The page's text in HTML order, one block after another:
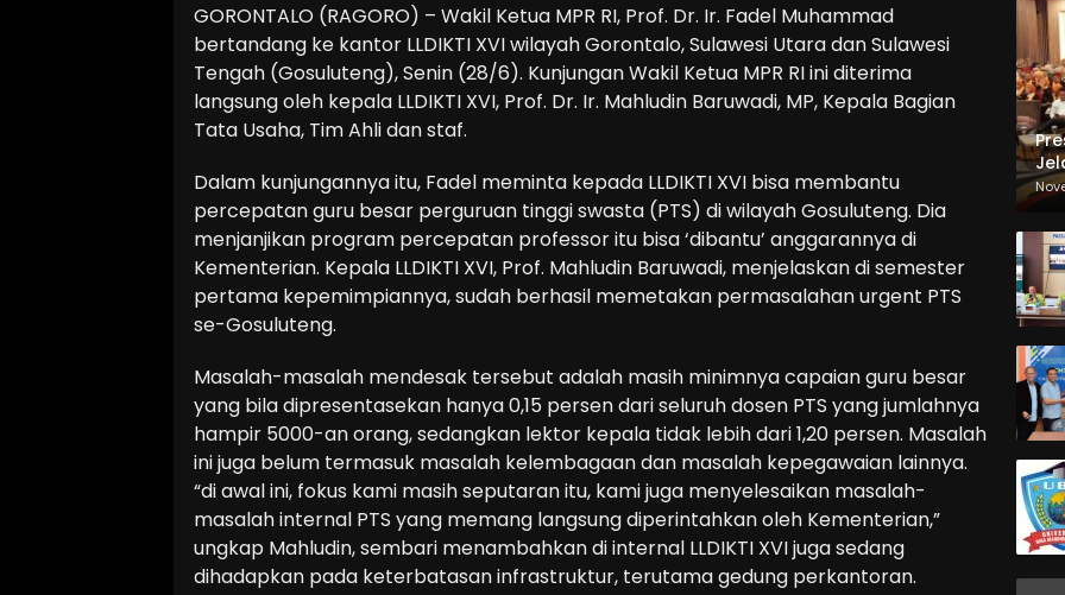
GORONTALO (RAGORO) – Wakil Ketua MPR RI, Prof. Dr. Ir. Fadel Muhammad
bertandang ke kantor LLDIKTI XVI wilayah Gorontalo, Sulawesi Utara dan Sulawesi
Tengah (Gosuluteng), Senin (28/6). Kunjungan Wakil Ketua MPR RI ini diterima
langsung oleh kepala LLDIKTI XVI, Prof. Dr. Ir. Mahludin Baruwadi, MP, Kepala Bagian
Tata Usaha, Tim Ahli dan staf.
Dalam kunjungannya itu, Fadel meminta kepada LLDIKTI XVI bisa membantu
percepatan guru besar perguruan tinggi swasta (PTS) di wilayah Gosuluteng. Dia
menjanjikan program percepatan professor itu bisa ‘dibantu’ anggarannya di
Kementerian. Kepala LLDIKTI XVI, Prof. Mahludin Baruwadi, menjelaskan di semester
pertama kepemimpiannya, sudah berhasil memetakan permasalahan urgent PTS
se-Gosuluteng.
Masalah-masalah mendesak tersebut adalah masih minimnya capaian guru besar
yang bila dipresentasekan hanya 0,15 persen dari seluruh dosen PTS yang jumlahnya
hampir 5000-an orang, sedangkan lektor kepala tidak lebih dari 1,20 persen. Masalah
ini juga belum termasuk masalah kelembagaan dan masalah kepegawaian lainnya.
“di awal ini, fokus kami masih seputaran itu, kami juga menyelesaikan masalah-
masalah internal PTS yang memang langsung diperintahkan oleh Kementerian,”
ungkap Mahludin, sembari menambahkan di internal LLDIKTI XVI juga sedang
dihadapkan pada keterbatasan infrastruktur, terutama gedung perkantoran.